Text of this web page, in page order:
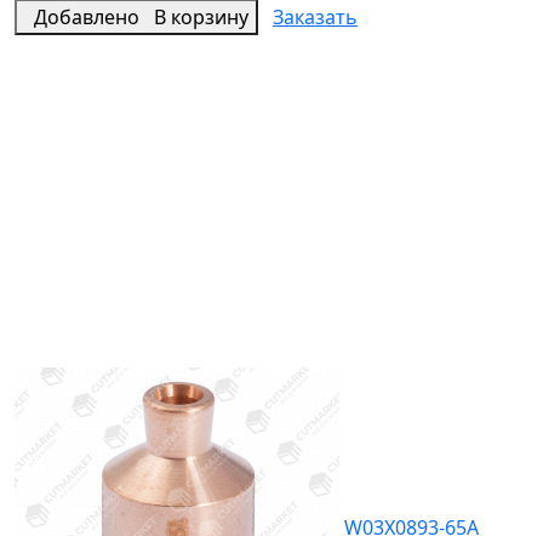
Добавлено
В корзину Заказать
W03X0893-65A